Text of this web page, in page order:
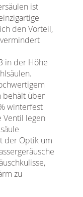
ist
den Vorteil,
in der Höhe
behält über
winterfest
Ventil legen
der Optik um
zu